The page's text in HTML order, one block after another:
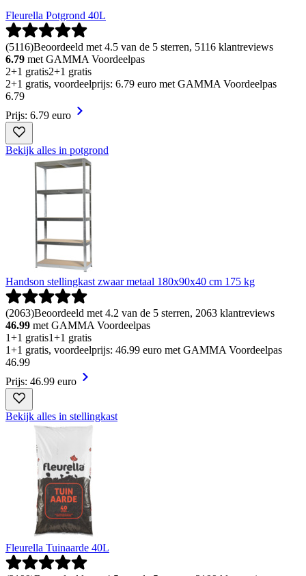
Fleurella Potgrond 40L
(5116)Beoordeeld met 4.5 van de 5 sterren, 5116 klantreviews
6.79 met GAMMA Voordeelpas
2+1 gratis2+1 gratis
2+1 gratis, voordeelprijs: 6.79 euro met GAMMA Voordeelpas
6.79
Prijs: 6.79 euro
Bekijk alles in potgrond
Handson stellingkast zwaar metaal 180x90x40 cm 175 kg
(2063)Beoordeeld met 4.2 van de 5 sterren, 2063 klantreviews
46.99 met GAMMA Voordeelpas
1+1 gratis1+1 gratis
1+1 gratis, voordeelprijs: 46.99 euro met GAMMA Voordeelpas
46.99
Prijs: 46.99 euro
Bekijk alles in stellingkast
Fleurella Tuinaarde 40L